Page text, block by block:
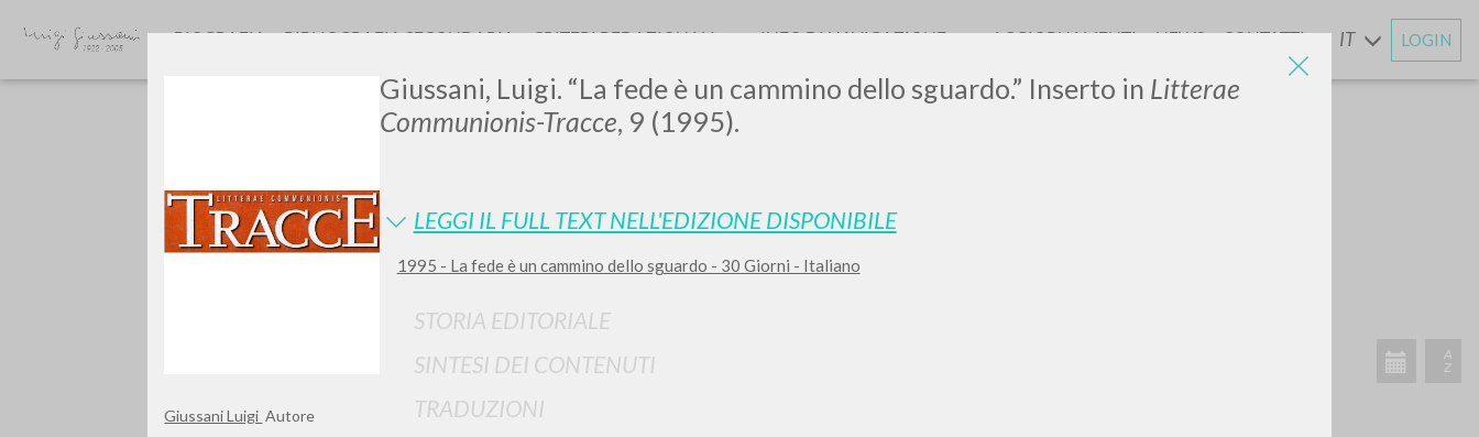
Giussani Luigi Autore
Giussani, Luigi. “La fede è un cammino dello sguardo.” Inserto in Litterae
Communionis-Tracce, 9 (1995).
LEGGI IL FULL TEXT NELL'EDIZIONE DISPONIBILE
1995 - La fede è un cammino dello sguardo - 30 Giorni - Italiano
STORIA EDITORIALE
SINTESI DEI CONTENUTI
TRADUZIONI
BIOGRAFIA BIBLIOGRAFIA SECONDARIA CRITERI REDAZIONALI INFO DI NAVIGAZIONE AGGIORNAMENTIENEWS CONTATTI IT LOGIN
0DOCUMENTI TROVATI
Visualizza dettagli per tipologia
A
Z